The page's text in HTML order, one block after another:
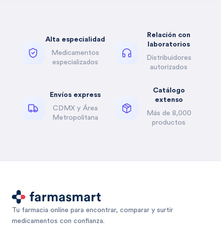
Alta especialidad
Medicamentos
especializados
Relación con
laboratorios
Distribuidores
autorizados
Envíos express
CDMX y Área
Metropolitana
Catálogo
extenso
Más de 8,000
productos
Tu farmacia online para encontrar, comparar y surtir
medicamentos con confianza.